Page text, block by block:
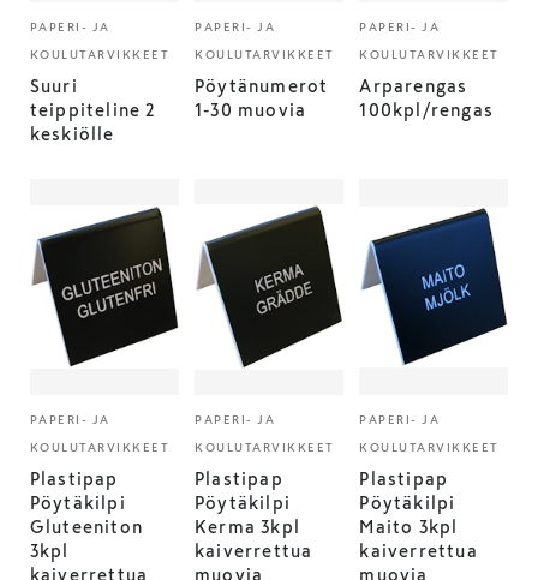
PAPERI- JA
KOULUTARVIKKEET
Suuri
teippiteline 2
keskiölle
PAPERI- JA
KOULUTARVIKKEET
Pöytänumerot
1-30 muovia
PAPERI- JA
KOULUTARVIKKEET
Arparengas
100kpl/rengas
PAPERI- JA
KOULUTARVIKKEET
Plastipap
Pöytäkilpi
Gluteeniton
3kpl
kaiverrettua
PAPERI- JA
KOULUTARVIKKEET
Plastipap
Pöytäkilpi
Kerma 3kpl
kaiverrettua
muovia
PAPERI- JA
KOULUTARVIKKEET
Plastipap
Pöytäkilpi
Maito 3kpl
kaiverrettua
muovia